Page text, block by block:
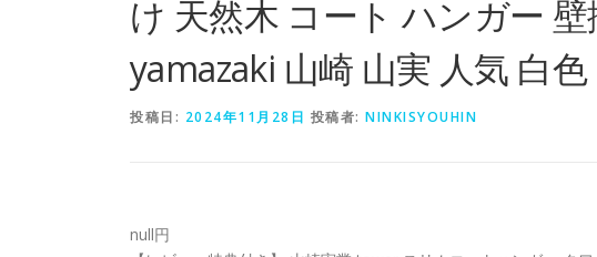
け 天然木 コート ハンガー
yamazaki 山崎 山実 人気 白色
投稿日: 2024年11月28日 投稿者: NINKISYOUHIN
null円